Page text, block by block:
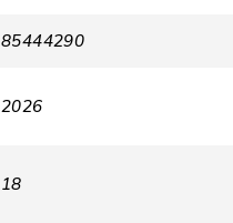
85444290
2026
18